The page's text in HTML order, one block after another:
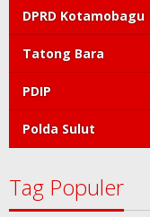
DPRD Kotamobagu
Tatong Bara
PDIP
Polda Sulut
Tag Populer